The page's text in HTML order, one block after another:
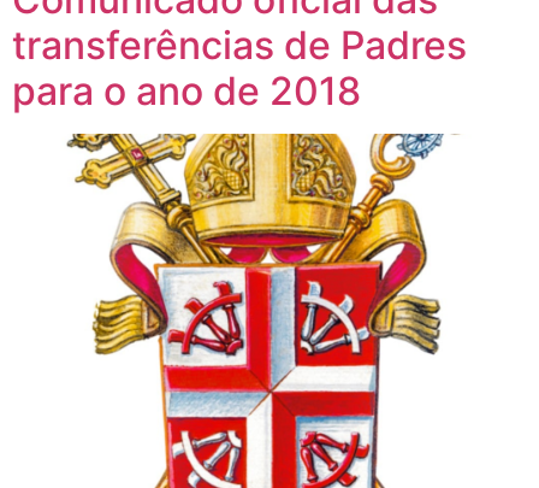
transferências de Padres
para o ano de 2018